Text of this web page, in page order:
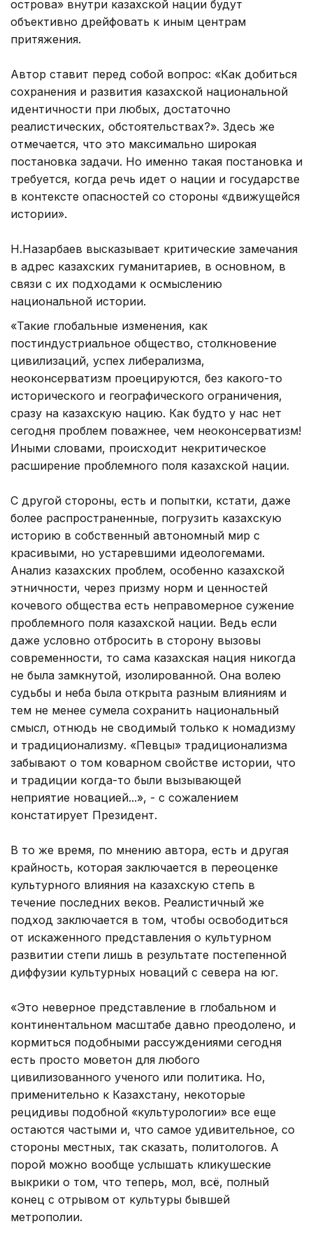
острова» внутри казахской нации будут
объективно дрейфовать к иным центрам
притяжения.
Автор ставит перед собой вопрос: «Как добиться
сохранения и развития казахской национальной
идентичности при любых, достаточно
реалистических, обстоятельствах?». Здесь же
отмечается, что это максимально широкая
постановка задачи. Но именно такая постановка и
требуется, когда речь идет о нации и государстве
в контексте опасностей со стороны «движущейся
истории».
Н.Назарбаев высказывает критические замечания
в адрес казахских гуманитариев, в основном, в
связи с их подходами к осмыслению
национальной истории.
«Такие глобальные изменения, как
постиндустриальное общество, столкновение
цивилизаций, успех либерализма,
неоконсерватизм проецируются, без какого-то
исторического и географического ограничения,
сразу на казахскую нацию. Как будто у нас нет
сегодня проблем поважнее, чем неоконсерватизм!
Иными словами, происходит некритическое
расширение проблемного поля казахской нации.
С другой стороны, есть и попытки, кстати, даже
более распространенные, погрузить казахскую
историю в собственный автономный мир с
красивыми, но устаревшими идеологемами.
Анализ казахских проблем, особенно казахской
этничности, через призму норм и ценностей
кочевого общества есть неправомерное сужение
проблемного поля казахской нации. Ведь если
даже условно отбросить в сторону вызовы
современности, то сама казахская нация никогда
не была замкнутой, изолированной. Она волею
судьбы и неба была открыта разным влияниям и
тем не менее сумела сохранить национальный
смысл, отнюдь не сводимый только к номадизму
и традиционализму. «Певцы» традиционализма
забывают о том коварном свойстве истории, что
и традиции когда-то были вызывающей
неприятие новацией...», - с сожалением
констатирует Президент.
В то же время, по мнению автора, есть и другая
крайность, которая заключается в переоценке
культурного влияния на казахскую степь в
течение последних веков. Реалистичный же
подход заключается в том, чтобы освободиться
от искаженного представления о культурном
развитии степи лишь в результате постепенной
диффузии культурных новаций с севера на юг.
«Это неверное представление в глобальном и
континентальном масштабе давно преодолено, и
кормиться подобными рассуждениями сегодня
есть просто моветон для любого
цивилизованного ученого или политика. Но,
применительно к Казахстану, некоторые
рецидивы подобной «культурологии» все еще
остаются частыми и, что самое удивительное, со
стороны местных, так сказать, политологов. А
порой можно вообще услышать кликушеские
выкрики о том, что теперь, мол, всё, полный
конец с отрывом от культуры бывшей
метрополии.